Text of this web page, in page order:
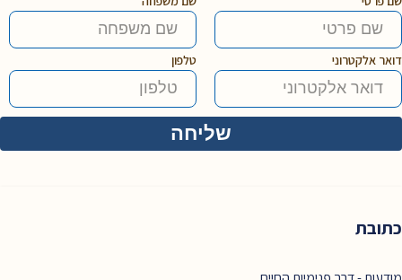
דואר אלקטרוני טלפון
כתובת